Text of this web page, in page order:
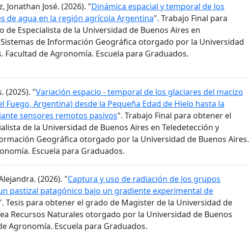
Jonathan José. (2026). "Dinámica espacial y temporal de los
de agua en la región agrícola Argentina". Trabajo Final para
de Especialista de la Universidad de Buenos Aires en
de Información Geográfica otorgado por la Universidad
Facultad de Agronomía. Escuela para Graduados.
(2025). "Variación espacio - temporal de los glaciares del macizo
Fuego, Argentina) desde la Pequeña Edad de Hielo hasta la
sensores remotos pasivos". Trabajo Final para obtener el
de la Universidad de Buenos Aires en Teledetección y
Geográfica otorgado por la Universidad de Buenos Aires.
Escuela para Graduados.
(2026). "Captura y uso de radiación de los grupos
pastizal patagónico bajo un gradiente experimental de
Tesis para obtener el grado de Magister de la Universidad de
Recursos Naturales otorgado por la Universidad de Buenos
Agronomía. Escuela para Graduados.